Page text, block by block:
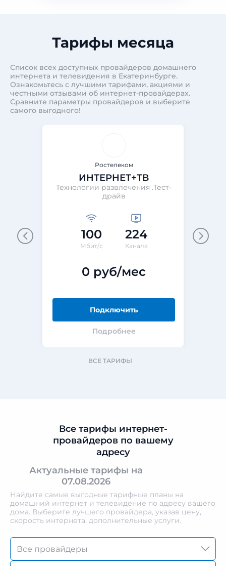
Тарифы месяца
Список всех доступных провайдеров домашнего
интернета и телевидения в Екатеринбурге.
Ознакомьтесь с лучшими тарифами, акциями и
честными отзывами об интернет-провайдерах.
Сравните параметры провайдеров и выберите
самого выгодного!
Ростелеком
ИНТЕРНЕТ+ТВ
Технологии развлечения .Тест-
драйв
100
Мбит/с
224
Канала
0 руб/мес
Подключить
Подробнее
ВСЕ ТАРИФЫ
Все тарифы интернет-
провайдеров по вашему
адресу
Актуальные тарифы на
07.08.2026
Найдите самые выгодные тарифные планы на
домашний интернет и телевидение по адресу вашего
дома. Выберите лучшего провайдера, указав цену,
скорость интернета, дополнительные услуги.